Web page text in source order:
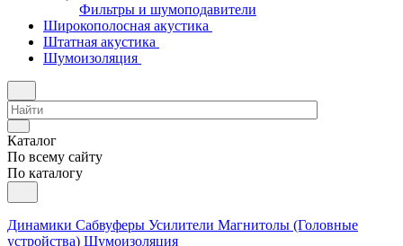
Фильтры и шумоподавители
Широкополосная акустика
Штатная акустика
Шумоизоляция
Каталог
По всему сайту
По каталогу
Динамики Сабвуферы Усилители Магнитолы (Головные
устройства) Шумоизоляция